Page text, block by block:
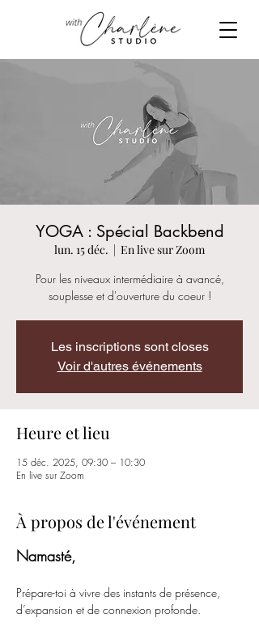
YOGA : Spécial Backbend
lun. 15 déc.
  |
En live sur Zoom
Pour les niveaux intermédiaire à avancé,
souplesse et d'ouverture du coeur !
Les inscriptions sont closes
Voir d'autres événements
Heure et lieu
15 déc. 2025, 09:30 – 10:30
En live sur Zoom
À propos de l'événement
Namasté,
Prépare-toi à vivre des instants de présence,
d’expansion et de connexion profonde.